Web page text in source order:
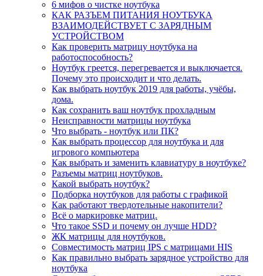
6 мифов о чистке ноутбука
КАК РАЗЪЕМ ПИТАНИЯ НОУТБУКА
ВЗАИМОДЕЙСТВУЕТ С ЗАРЯДНЫМ
УСТРОЙСТВОМ
Как проверить матрицу ноутбука на
работоспособность?
Ноутбук греется, перегревается и выключается.
Почему это происходит и что делать.
Как выбрать ноутбук 2019 для работы, учёбы,
дома.
Как сохранить ваш ноутбук прохладным
Неисправности матрицы ноутбука
Что выбрать - ноутбук или ПК?
Как выбрать процессор для ноутбука и для
игрового компьютера
Как выбрать и заменить клавиатуру в ноутбуке?
Разъемы матриц ноутбуков.
Какой выбрать ноутбук?
Подборка ноутбуков для работы с графикой
Как работают твердотельные накопители?
Всё о маркировке матриц.
Что такое SSD и почему он лучше HDD?
ЖК матрицы для ноутбуков.
Совместимость матриц IPS с матрицами HIS
Как правильно выбрать зарядное устройство для
ноутбука